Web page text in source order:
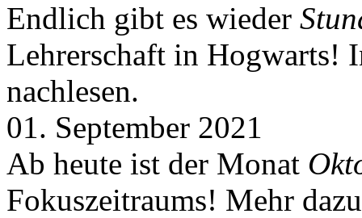
Endlich gibt es wieder
Lehrerschaft in Hogwarts!
nachlesen.
01. September 2021
Ab heute ist der Monat
Fokuszeitraums! Mehr